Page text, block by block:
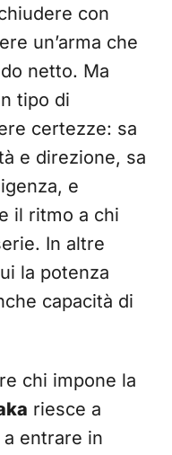
con
un’arma che
netto. Ma
tipo di
certezze: sa
e direzione, sa
e
il ritmo a chi
In altre
la potenza
capacità di
chi impone la
riesce a
entrare in